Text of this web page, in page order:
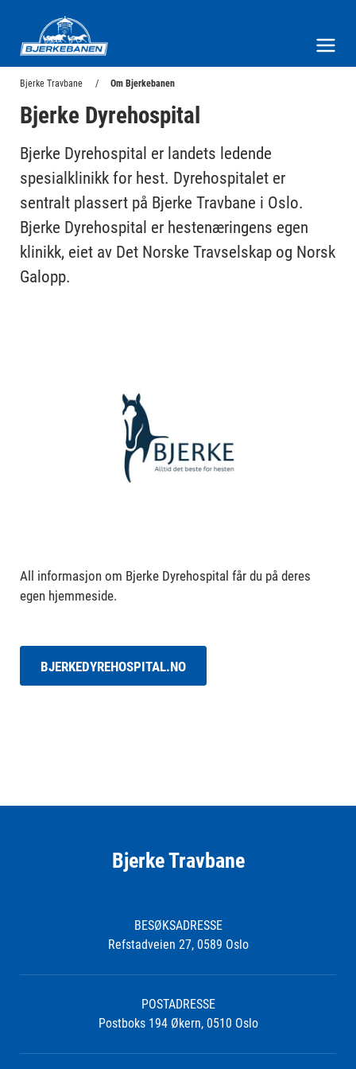
Bjerke Travbane Om Bjerkebanen
Bjerke Dyrehospital
Bjerke Dyrehospital er landets ledende
spesialklinikk for hest. Dyrehospitalet er
sentralt plassert på Bjerke Travbane i Oslo.
Bjerke Dyrehospital er hestenæringens egen
klinikk, eiet av Det Norske Travselskap og Norsk
Galopp.
All informasjon om Bjerke Dyrehospital får du på deres
egen hjemmeside.
BJERKEDYREHOSPITAL.NO
Bjerke Travbane
BESØKSADRESSE
Refstadveien 27, 0589 Oslo
POSTADRESSE
Postboks 194 Økern, 0510 Oslo